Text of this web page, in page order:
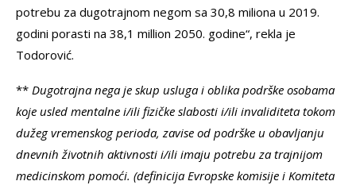
potrebu za dugotrajnom negom sa 30,8 miliona u 2019.
godini porasti na 38,1 million 2050. godine“, rekla je
Todorović.
** Dugotrajna nega je skup usluga i oblika podrške osobama
koje usled mentalne i/ili fizičke slabosti i/ili invaliditeta tokom
dužeg vremenskog perioda, zavise od podrške u obavljanju
dnevnih životnih aktivnosti i/ili imaju potrebu za trajnijom
medicinskom pomoći. (definicija Evropske komisije i Komiteta